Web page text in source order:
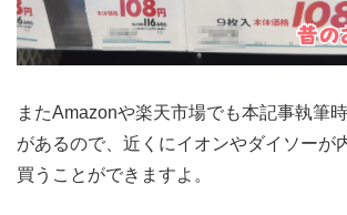
またAmazonや楽天市場でも本記事執筆
があるので、近くにイオンやダイソーが
買うことができますよ。